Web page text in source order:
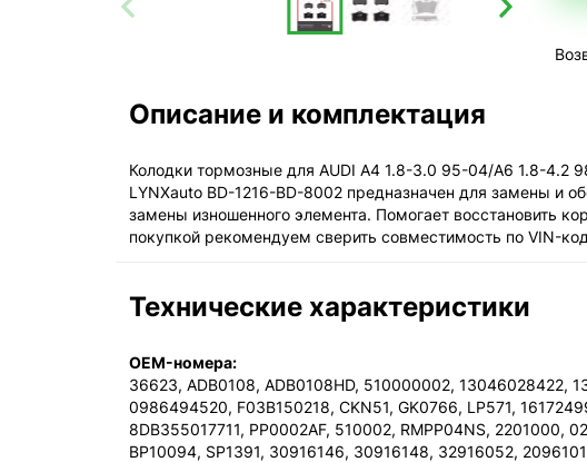
Описание и комплектация
Колодки тормозные для AUDI A4 1.8-3.0 95-04/A6 1.8-4.2
LYNXauto BD-1216-BD-8002 предназначен для замены и
замены изношенного элемента. Помогает восстановить
покупкой рекомендуем сверить совместимость по VIN-
Технические характеристики
OEM-номера:
36623, ADB0108, ADB0108HD, 510000002,
0986494520, F03B150218, CKN51, GK0766, LP571,
8DB355017711, PP0002AF, 510002, RMPP04NS, 2201000,
BP10094, SP1391, 30916146, 30916148, 32916052,